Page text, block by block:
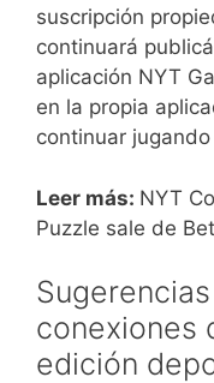
suscripción
continuará
aplicación NYT
en la propia
continuar
Leer más: NYT
Puzzle sale de
conexiones
edición